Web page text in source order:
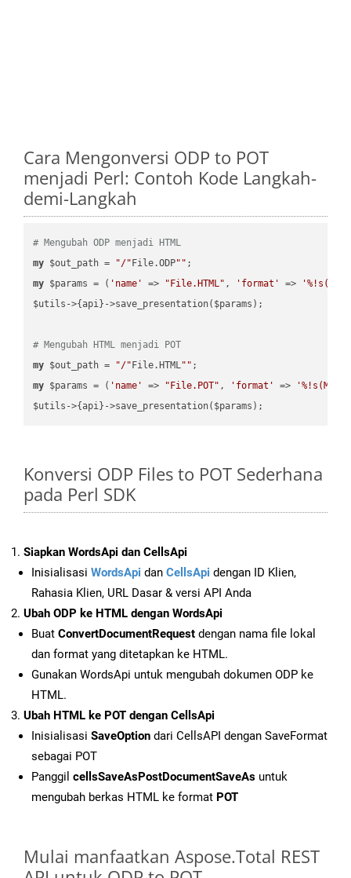
Cara Mengonversi ODP to POT
menjadi Perl: Contoh Kode Langkah-
demi-Langkah
# Mengubah ODP menjadi HTML
my $out_path = "/" File.ODP""
my $params = ( 'name' => "File.HTML" , 'format' =>
$utils->{api}->save_presentation($params);
# Mengubah HTML menjadi POT
my $out_path = "/" File.HTML""
my $params = ( 'name' => "File.POT" , 'format' =>
Konversi ODP Files to POT Sederhana
pada Perl SDK
Siapkan WordsApi dan CellsApi
Inisialisasi WordsApi dan CellsApi dengan ID Klien,
Rahasia Klien, URL Dasar & versi API Anda
Ubah ODP ke HTML dengan WordsApi
Buat ConvertDocumentRequest dengan nama file lokal
dan format yang ditetapkan ke HTML.
Gunakan WordsApi untuk mengubah dokumen ODP ke
HTML.
Ubah HTML ke POT dengan CellsApi
Inisialisasi SaveOption dari CellsAPI dengan SaveFormat
sebagai POT
Panggil cellsSaveAsPostDocumentSaveAs untuk
mengubah berkas HTML ke format POT
Mulai manfaatkan Aspose.Total REST